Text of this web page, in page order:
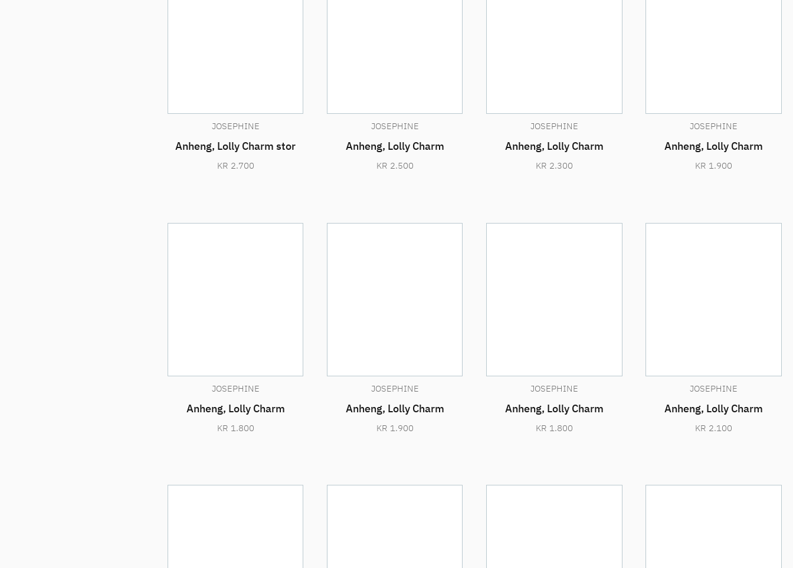
JOSEPHINE
Anheng, Lolly Charm stor
KR 2.700
JOSEPHINE
Anheng, Lolly Charm
KR 2.500
JOSEPHINE
Anheng, Lolly Charm
KR 2.300
JOSEPHINE
Anheng, Lolly Charm
KR 1.900
JOSEPHINE
Anheng, Lolly Charm
KR 1.800
JOSEPHINE
Anheng, Lolly Charm
KR 1.900
JOSEPHINE
Anheng, Lolly Charm
KR 1.800
JOSEPHINE
Anheng, Lolly Charm
KR 2.100